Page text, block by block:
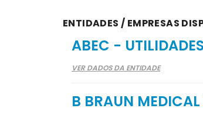
ENTIDADES / EMPRESAS
ABEC -
VER DADOS DA ENTIDADE
B BRAUN